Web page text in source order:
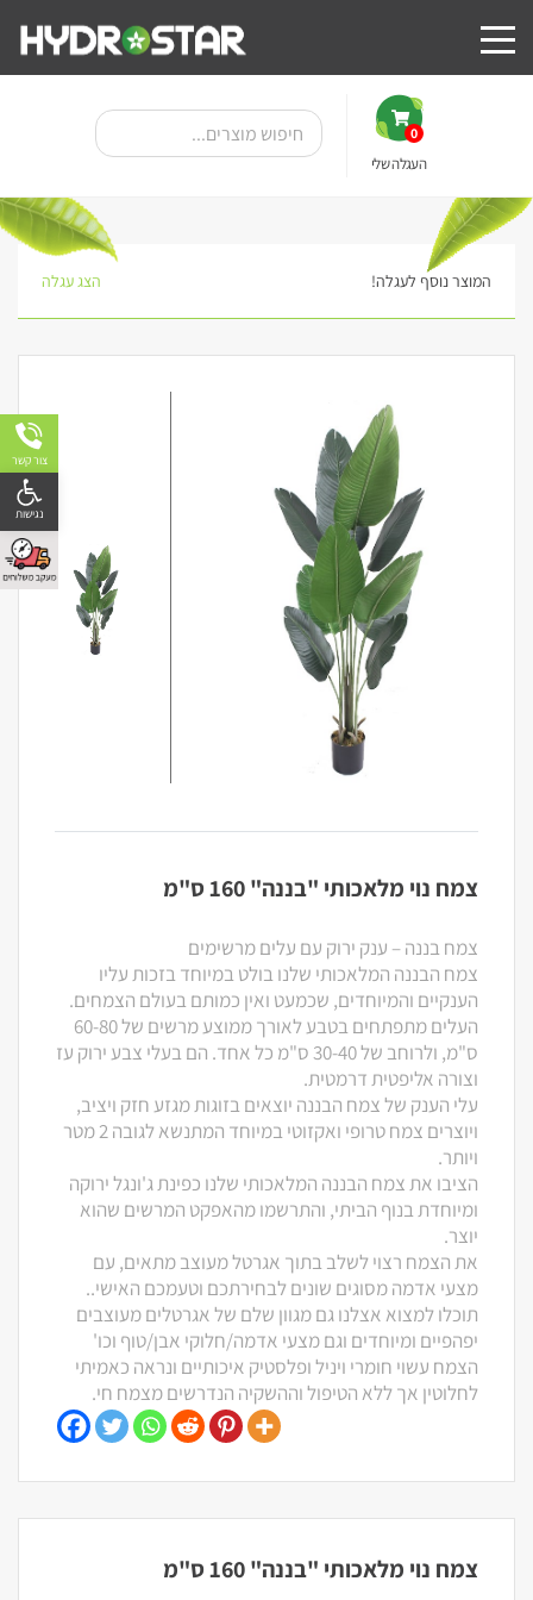
0
העגלה שלי
המוצר נוסף לעגלה! הצג עגלה
צמח נוי מלאכותי "בננה" 160 ס"מ
צמח בננה – ענק ירוק עם עלים מרשימים
צמח הבננה המלאכותי שלנו בולט במיוחד בזכות עליו
הענקיים והמיוחדים, שכמעט ואין כמותם בעולם הצמחים.
העלים מתפתחים בטבע לאורך ממוצע מרשים של 60-80
ס"מ, ולרוחב של 30-40 ס"מ כל אחד. הם בעלי צבע ירוק עז
וצורה אליפטית דרמטית.
עלי הענק של צמח הבננה יוצאים בזוגות מגזע חזק ויציב,
ויוצרים צמח טרופי ואקזוטי במיוחד המתנשא לגובה 2 מטר
ויותר.
הציבו את צמח הבננה המלאכותי שלנו כפינת ג'ונגל ירוקה
ומיוחדת בנוף הביתי, והתרשמו מהאפקט המרשים שהוא
יוצר.
את הצמח רצוי לשלב בתוך אגרטל מעוצב מתאים, עם
מצעי אדמה מסוגים שונים לבחירתכם וטעמכם האישי..
תוכלו למצוא אצלנו גם מגוון שלם של אגרטלים מעוצבים
יפהפיים ומיוחדים וגם מצעי אדמה/חלוקי אבן/טוף וכו'
הצמח עשוי חומרי ויניל ופלסטיק איכותיים ונראה כאמיתי
לחלוטין אך ללא הטיפול וההשקיה הנדרשים מצמח חי.
צמח נוי מלאכותי "בננה" 160 ס"מ
צור קשר